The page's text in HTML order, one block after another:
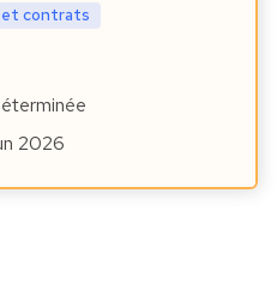
et contrats
2026